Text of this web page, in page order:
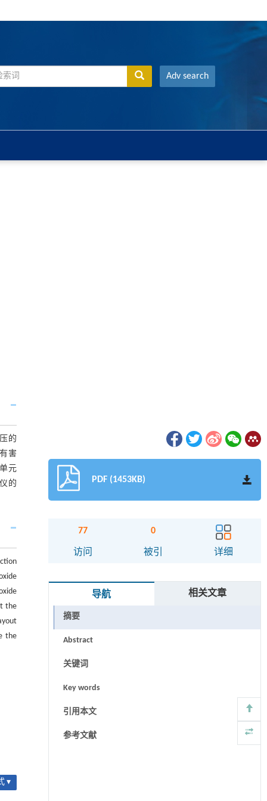
Adv search
的
害
元
的
the
the
▾
PDF (1453KB)
77
访问
0
被引 详细
导航 相关文章
摘要
Abstract
关键词
Key words
引用本文
参考文献